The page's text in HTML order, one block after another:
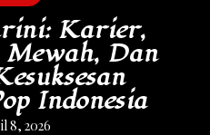
Karier,
Dan
Indonesia
8, 2026